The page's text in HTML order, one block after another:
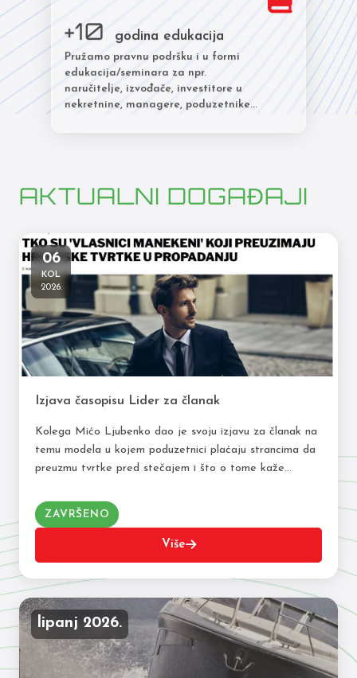
+10 godina edukacija
Pružamo pravnu podršku i u formi
edukacija/seminara za npr.
naručitelje, izvođače, investitore u
nekretnine, managere, poduzetnike...
AKTUALNI DOGAĐAJI
06
KOL
2026.
Izjava časopisu Lider za članak
Kolega Mićo Ljubenko dao je svoju izjavu za članak na
temu modela u kojem poduzetnici plaćaju strancima da
preuzmu tvrtke pred stečajem i što o tome kaže
ZAVRŠENO
Više
lipanj 2026.